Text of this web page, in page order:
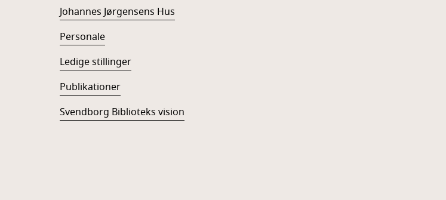
Johannes Jørgensens Hus
Personale
Ledige stillinger
Publikationer
Svendborg Biblioteks vision